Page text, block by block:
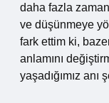
daha fazla
ve düşünmeye
fark ettim ki,
anlamını
yaşadığımız anı